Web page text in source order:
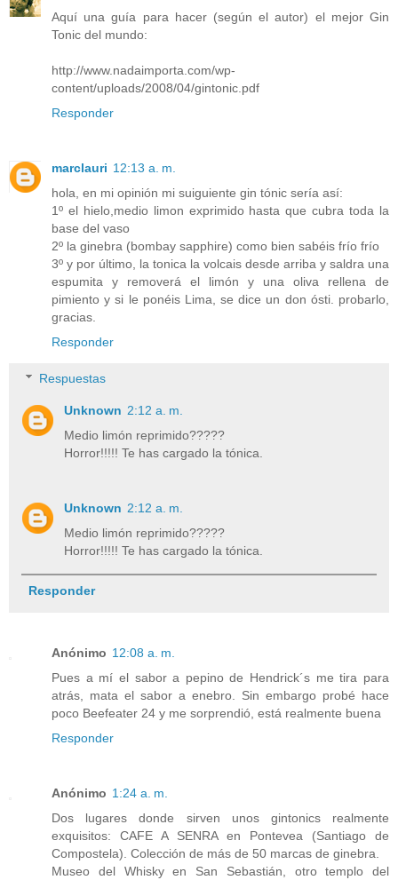
Aquí una guía para hacer (según el autor) el mejor Gin
Tonic del mundo:
http://www.nadaimporta.com/wp-
content/uploads/2008/04/gintonic.pdf
Responder
marclauri 12:13 a. m.
hola, en mi opinión mi suiguiente gin tónic sería así:
1º el hielo,medio limon exprimido hasta que cubra toda la
base del vaso
2º la ginebra (bombay sapphire) como bien sabéis frío frío
3º y por último, la tonica la volcais desde arriba y saldra una
espumita y removerá el limón y una oliva rellena de
pimiento y si le ponéis Lima, se dice un don ósti. probarlo,
gracias.
Responder
Respuestas
Unknown 2:12 a. m.
Medio limón reprimido?????
Horror!!!!! Te has cargado la tónica.
Unknown 2:12 a. m.
Medio limón reprimido?????
Horror!!!!! Te has cargado la tónica.
Responder
Anónimo 12:08 a. m.
Pues a mí el sabor a pepino de Hendrick´s me tira para
atrás, mata el sabor a enebro. Sin embargo probé hace
poco Beefeater 24 y me sorprendió, está realmente buena
Responder
Anónimo 1:24 a. m.
Dos lugares donde sirven unos gintonics realmente
exquisitos: CAFE A SENRA en Pontevea (Santiago de
Compostela). Colección de más de 50 marcas de ginebra.
Museo del Whisky en San Sebastián, otro templo del